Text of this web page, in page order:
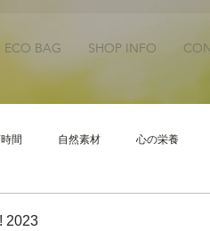
ECO BAG SHOP INFO
間 自然素材 心の栄養
2023